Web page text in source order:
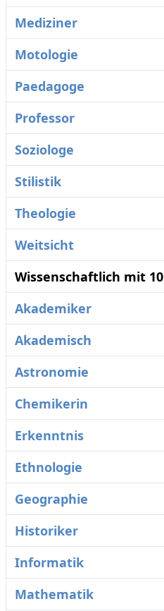
Mediziner
Motologie
Paedagoge
Professor
Soziologe
Stilistik
Theologie
Weitsicht
Wissenschaftlich mit
Akademiker
Akademisch
Astronomie
Chemikerin
Erkenntnis
Ethnologie
Geographie
Historiker
Informatik
Mathematik